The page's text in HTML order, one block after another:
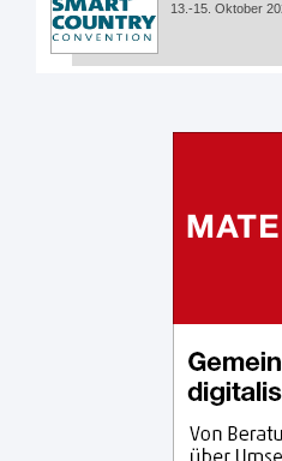
13.-15. Oktober